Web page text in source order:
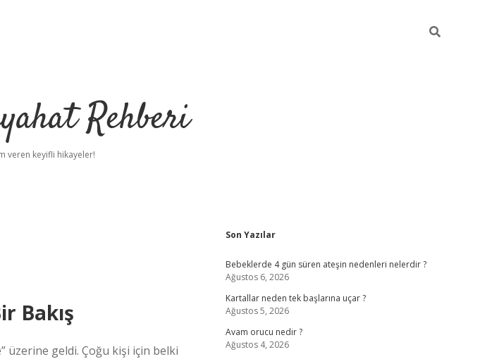
Rehberi
veren keyifli hikayeler!
Bakış
üzerine geldi. Çoğu kişi için belki
Sidebar
Son Yazılar
Bebeklerde 4 gün süren ateşin nedenleri nelerdir ?
Ağustos 6, 2026
Kartallar neden tek başlarına uçar ?
Ağustos 5, 2026
Avam orucu nedir ?
Ağustos 4, 2026